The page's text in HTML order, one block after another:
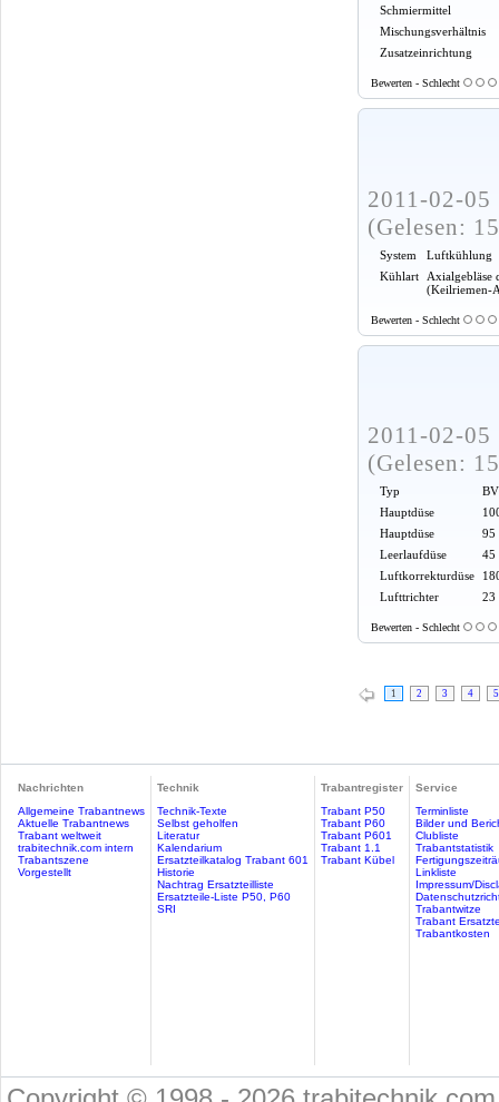
Schmiermittel
Mischungsverhältnis
Zusatzeinrichtung
Bewerten - Schlecht
2011-02-
(Gelesen:
System
Luftkühlung
Kühlart
Axialgebläse
(Keilriemen-
Bewerten - Schlecht
2011-02-
(Gelesen:
Typ
Hauptdüse
Hauptdüse
95
Leerlaufdüse
45
Luftkorrekturdüse
Lufttrichter
23
Bewerten - Schlecht
1 2 3 4 5
Nachrichten
Allgemeine Trabantnews
Aktuelle Trabantnews
Trabant weltweit
trabitechnik.com intern
Trabantszene
Vorgestellt
Technik
Technik-Texte
Selbst geholfen
Literatur
Kalendarium
Ersatzteilkatalog Trabant 601
Historie
Nachtrag Ersatzteilliste
Ersatzteile-Liste P50, P60
SRI
Trabantregister
Trabant P50
Trabant P60
Trabant P601
Trabant 1.1
Trabant Kübel
Service
Terminliste
Bilder und
Clubliste
Trabantstatistik
Linkliste
Impressum/
Trabantwitze
Trabant
Trabantkosten